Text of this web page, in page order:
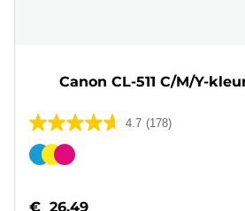
Canon CL-511 C/M/Y-
4.7 (178)
4.7
van
Kleurencartridge
€ 26,49